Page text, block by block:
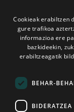
2026ko eka. 1a
Cookieak erabiltzen
gure trafikoa
informazioa ere
bazkideekin,
erabiltzeagatik
BEHAR-
BIDERATZEA